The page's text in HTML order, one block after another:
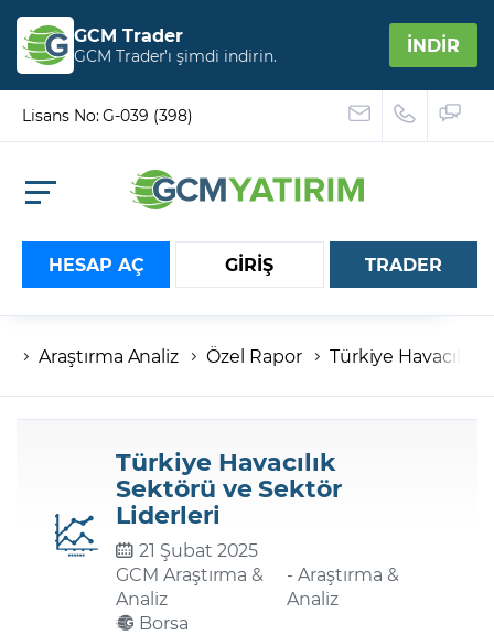
GCM Trader
GCM Trader’ı şimdi indirin. İNDİR
Lisans No: G-039 (398)
HESAP AÇ GİRİŞ
Hesap numaranız
Şifreniz
Şifremi Unuttum
TRADER
Araştırma Analiz Özel Rapor Türkiye Havacılık
Türkiye Havacılık
Sektörü ve Sektör
Liderleri
21 Şubat 2025
GCM Araştırma &
Analiz
- Araştırma &
Analiz
Borsa